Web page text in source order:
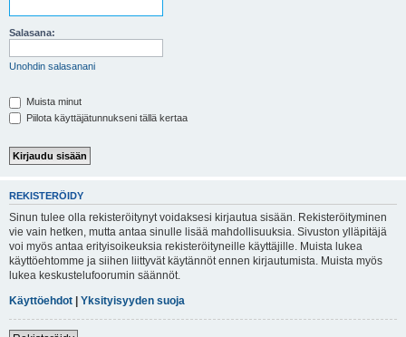
Salasana:
Unohdin salasanani
Muista minut
Piilota käyttäjätunnukseni tällä kertaa
REKISTERÖIDY
Sinun tulee olla rekisteröitynyt voidaksesi kirjautua sisään. Rekisteröityminen
vie vain hetken, mutta antaa sinulle lisää mahdollisuuksia. Sivuston ylläpitäjä
voi myös antaa erityisoikeuksia rekisteröityneille käyttäjille. Muista lukea
käyttöehtomme ja siihen liittyvät käytännöt ennen kirjautumista. Muista myös
lukea keskustelufoorumin säännöt.
Käyttöehdot | Yksityisyyden suoja